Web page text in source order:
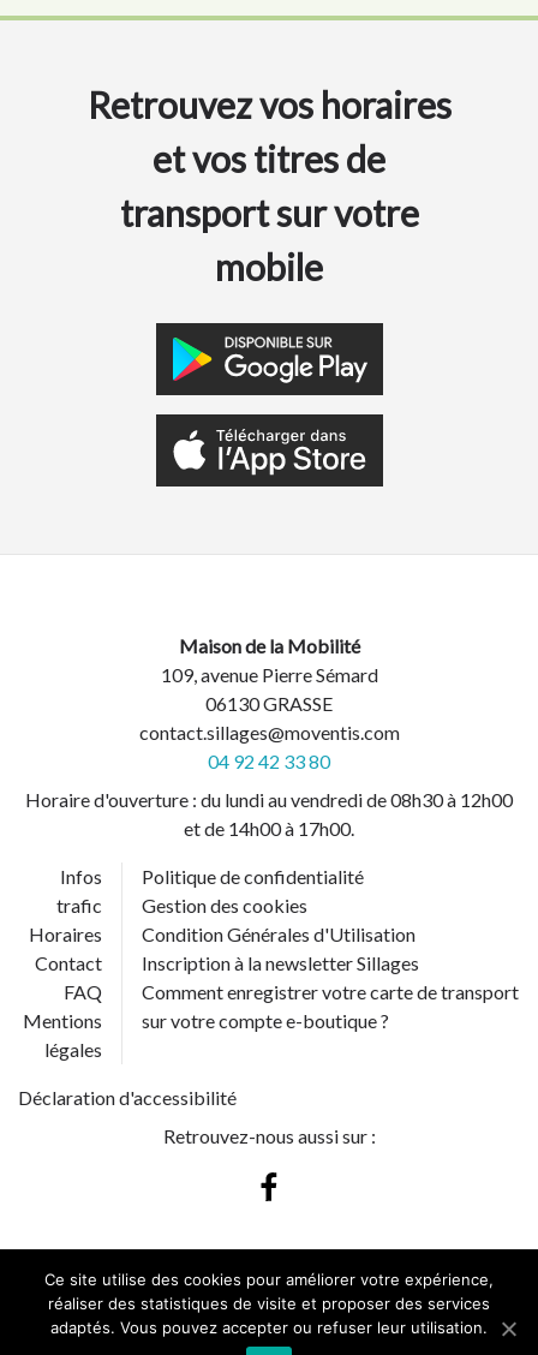
Retrouvez vos horaires
et vos titres de
transport sur votre
mobile
Maison de la Mobilité
109, avenue Pierre Sémard
06130 GRASSE
contact.sillages@moventis.com
04 92 42 33 80
Horaire d'ouverture : du lundi au vendredi de 08h30 à 12h00
et de 14h00 à 17h00.
Infos
trafic
Horaires
Contact
FAQ
Mentions
légales
Politique de confidentialité
Gestion des cookies
Condition Générales d'Utilisation
Inscription à la newsletter Sillages
Comment enregistrer votre carte de transport
sur votre compte e-boutique ?
Déclaration d'accessibilité
Retrouvez-nous aussi sur :
Ce site utilise des cookies pour améliorer votre expérience,
réaliser des statistiques de visite et proposer des services
adaptés. Vous pouvez accepter ou refuser leur utilisation.